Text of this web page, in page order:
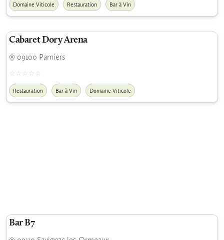
Domaine Viticole Restauration Bar à Vin
Cabaret Dory Arena
09100 Pamiers
Restauration Bar à Vin Domaine Viticole
Bar B7